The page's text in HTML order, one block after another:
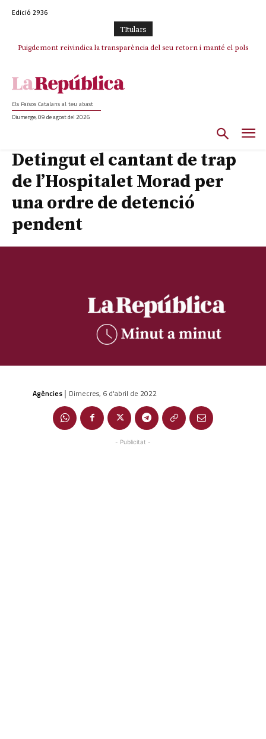
Edició 2936
TItulars
Puigdemont reivindica la transparència del seu retorn i manté el pols
Els Països Catalans al teu abast
Diumenge, 09 de agost del 2026
Detingut el cantant de trap
de l’Hospitalet Morad per
una ordre de detenció
pendent
Agències | Dimecres, 6 d'abril de 2022
- Publicitat -